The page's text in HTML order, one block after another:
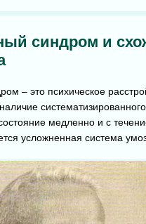
синдром и
– это психическое
медленно и с
усложненная система